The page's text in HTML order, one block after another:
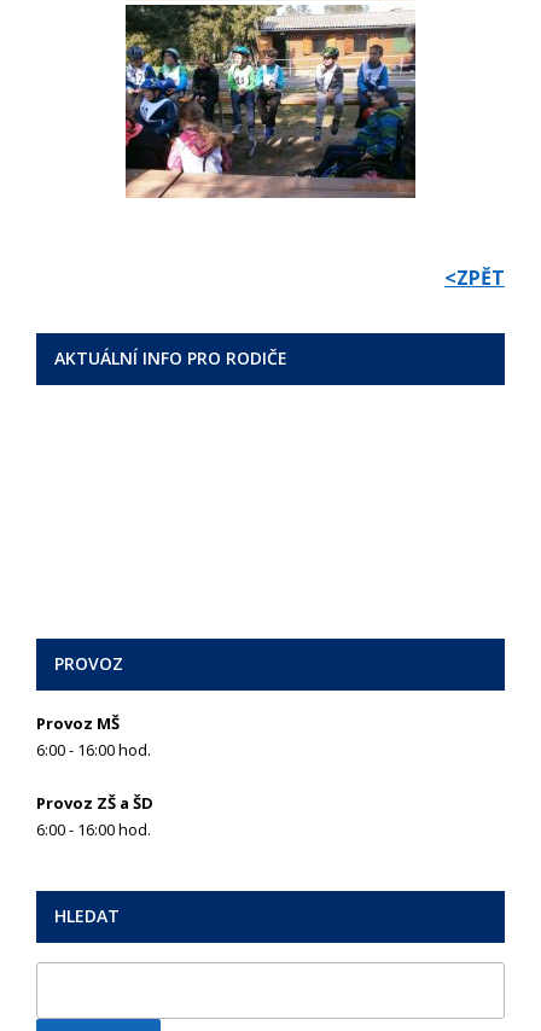
AKTUÁLNÍ INFO PRO RODIČE
PROVOZ
Provoz MŠ
6:00 - 16:00 hod.
Provoz ZŠ a ŠD
6:00 - 16:00 hod.
HLEDAT
<ZPĚT